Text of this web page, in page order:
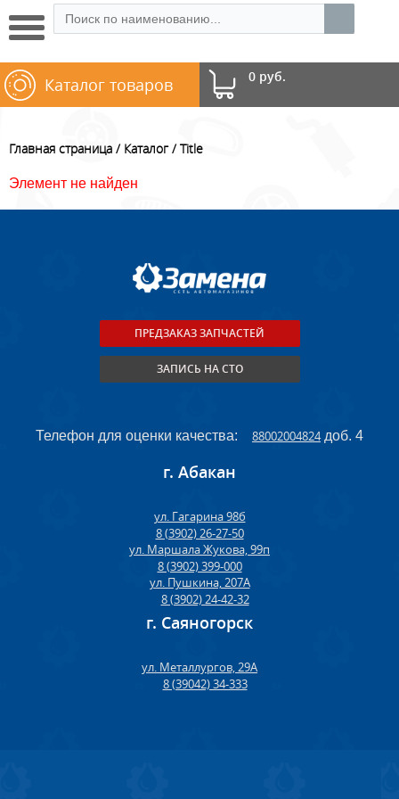
0 руб.
Каталог товаров
Главная страница Каталог Title
Элемент не найден
ПРЕДЗАКАЗ ЗАПЧАСТЕЙ
ЗАПИСЬ НА СТО
Телефон для оценки качества: 88002004824доб. 4
г. Абакан
ул. Гагарина 98б
8 (3902) 26-27-50
ул. Маршала Жукова, 99п
8 (3902) 399-000
ул. Пушкина, 207А
8 (3902) 24-42-32
г. Саяногорск
ул. Металлургов, 29А
8 (39042) 34-333